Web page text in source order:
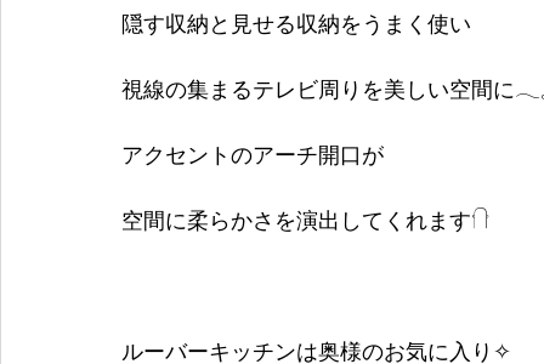
隠す収納と見せる収納をうまく使い
視線の集まるテレビ周りを美しい空間に
アクセントのアーチ開口が
空間に柔らかさを演出してくれます𓐡
ルーバーキッチンは奥様のお気に入り✧